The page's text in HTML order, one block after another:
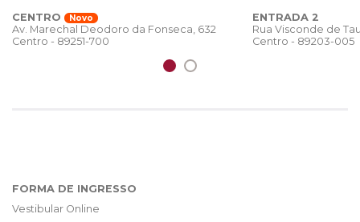
CENTRO
Novo
Av. Marechal Deodoro da Fonseca, 632
Centro - 89251-700
ENTRADA 2
Rua Visconde de
Centro - 89203-005
FORMA DE INGRESSO
Vestibular Online